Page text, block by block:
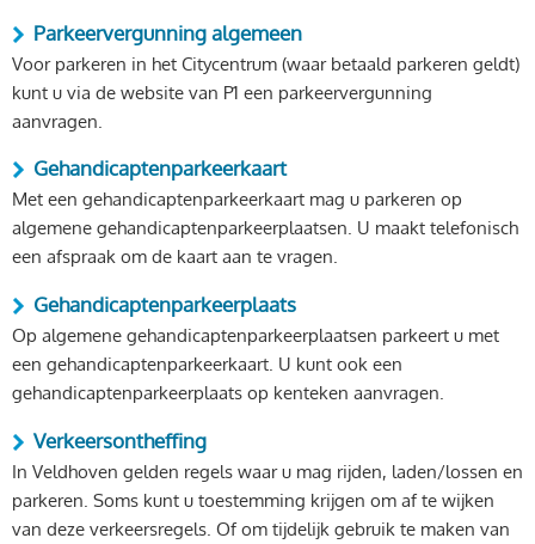
Parkeervergunning algemeen
Voor parkeren in het Citycentrum (waar betaald parkeren geldt)
kunt u via de website van P1 een parkeervergunning
aanvragen.
Gehandicaptenparkeerkaart
Met een gehandicaptenparkeerkaart mag u parkeren op
algemene gehandicaptenparkeerplaatsen. U maakt telefonisch
een afspraak om de kaart aan te vragen.
Gehandicaptenparkeerplaats
Op algemene gehandicaptenparkeerplaatsen parkeert u met
een gehandicaptenparkeerkaart. U kunt ook een
gehandicaptenparkeerplaats op kenteken aanvragen.
Verkeersontheffing
In Veldhoven gelden regels waar u mag rijden, laden/lossen en
parkeren. Soms kunt u toestemming krijgen om af te wijken
van deze verkeersregels. Of om tijdelijk gebruik te maken van